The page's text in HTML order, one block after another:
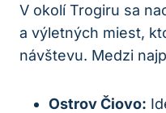
V okolí Trogiru sa
a výletných miest,
návštevu. Medzi
Ostrov Čiovo: